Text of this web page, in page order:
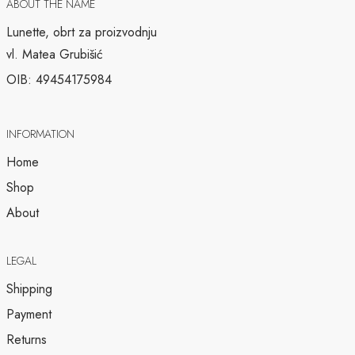
ABOUT THE NAME
Lunette, obrt za proizvodnju
vl. Matea Grubišić
OIB: 49454175984
INFORMATION
Home
Shop
About
LEGAL
Shipping
Payment
Returns